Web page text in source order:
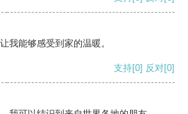
我能够感受到家的温暖。
支持[0] 反对[0]